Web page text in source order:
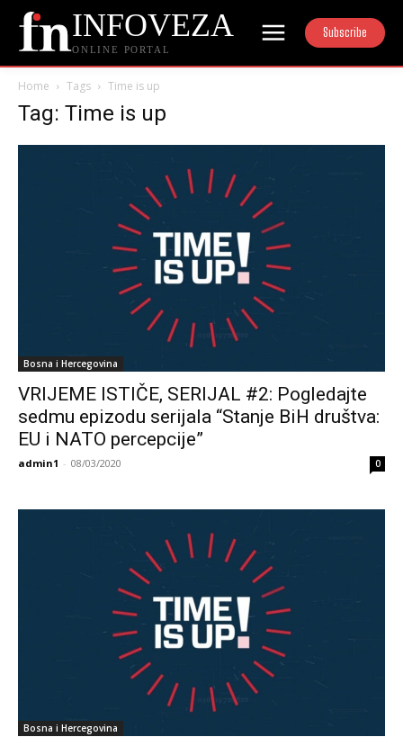
INFOVEZA
ONLINE PORTAL
Subscribe
Home Tags Time is up
Tag: Time is up
Bosna i Hercegovina
VRIJEME ISTIČE, SERIJAL #2: Pogledajte
sedmu epizodu serijala “Stanje BiH društva:
EU i NATO percepcije”
admin1 - 08/03/2020 0
Bosna i Hercegovina